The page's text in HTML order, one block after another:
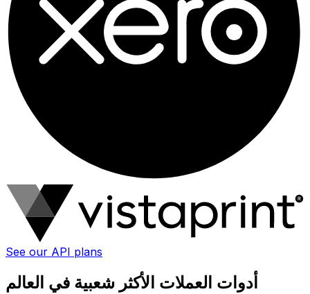
See our API plans
أدوات العملات الأكثر شعبية في العالم